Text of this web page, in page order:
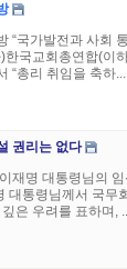
“국가발전과 사회
한국교회총연합(이
“총리 취임을 축하...
권리는 없다
재명 대통령님의
대통령님께서 국
은 우려를 표하며,